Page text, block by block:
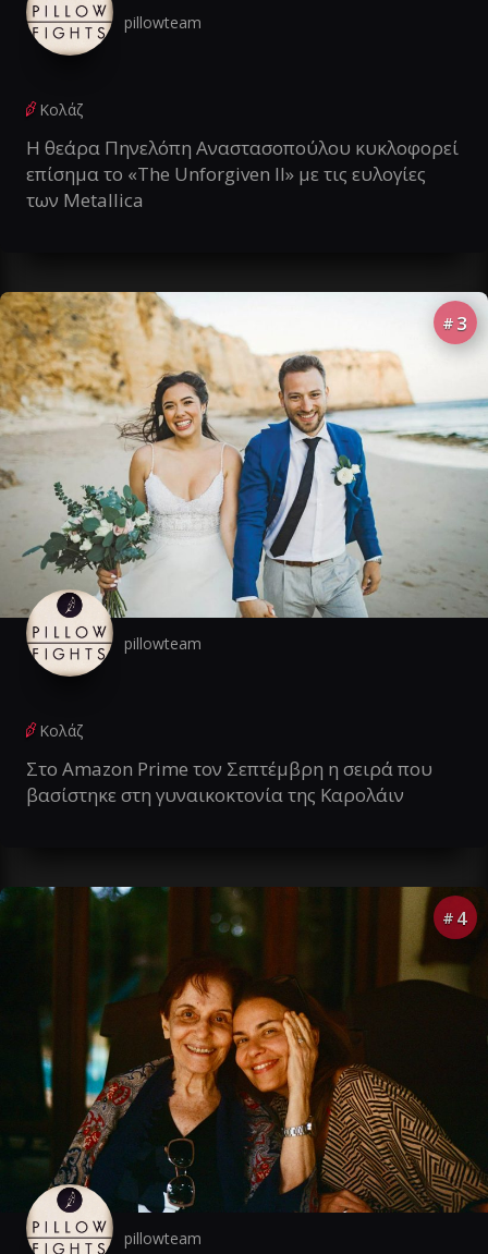
pillowteam
Κολάζ
Η θεάρα Πηνελόπη Αναστασοπούλου κυκλοφορεί
επίσημα το «The Unforgiven II» με τις ευλογίες
των Metallica
# 3
pillowteam
Κολάζ
Στο Amazon Prime τον Σεπτέμβρη η σειρά που
βασίστηκε στη γυναικοκτονία της Καρολάιν
# 4
pillowteam